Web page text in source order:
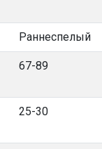
Раннеспелый
67-89
25-30